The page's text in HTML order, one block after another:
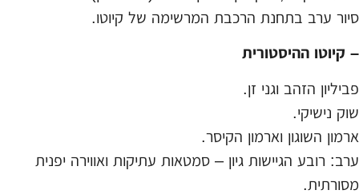
סיור ערב בתחנת הרכבת המרשימה של קיוטו.
– קיוטו ההיסטורית
פביליון הזהב וגני זן.
שוק נישיקי.
ארמון השוגון וארמון הקיסר.
ערב: רובע הגיישות גיון – סמטאות עתיקות ואווירה יפנית
מסורתית.